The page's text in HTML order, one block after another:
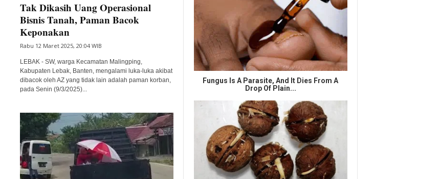
Tak Dikasih Uang Operasional
Bisnis Tanah, Paman Bacok
Keponakan
Rabu 12 Maret 2025, 20:04 WIB
LEBAK - SW, warga Kecamatan Malingping,
Kabupaten Lebak, Banten, mengalami luka-luka akibat
dibacok oleh AZ yang tidak lain adalah paman korban,
pada Senin (9/3/2025)...
Fungus Is A Parasite, And It Dies From A
Drop Of Plain...